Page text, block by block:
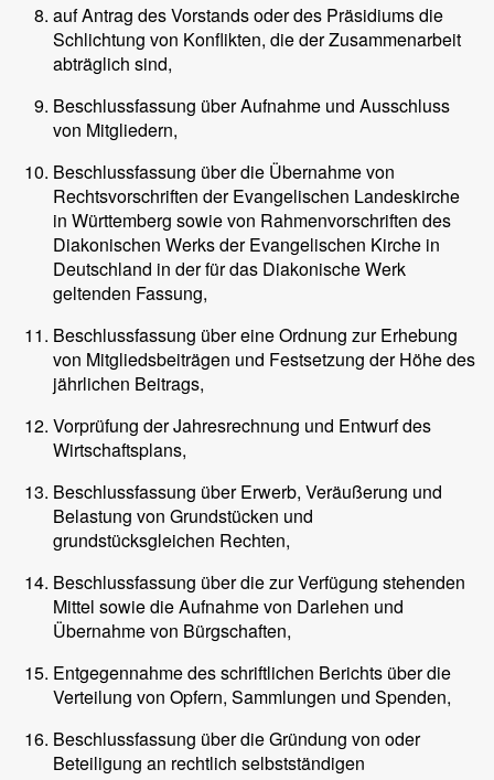
auf Antrag des Vorstands oder des Präsidiums die
Schlichtung von Konflikten, die der Zusammenarbeit
abträglich sind,
Beschlussfassung über Aufnahme und Ausschluss
von Mitgliedern,
Beschlussfassung über die Übernahme von
Rechtsvorschriften der Evangelischen Landeskirche
in Württemberg sowie von Rahmenvorschriften des
Diakonischen Werks der Evangelischen Kirche in
Deutschland in der für das Diakonische Werk
geltenden Fassung,
Beschlussfassung über eine Ordnung zur Erhebung
von Mitgliedsbeiträgen und Festsetzung der Höhe des
jährlichen Beitrags,
Vorprüfung der Jahresrechnung und Entwurf des
Wirtschaftsplans,
Beschlussfassung über Erwerb, Veräußerung und
Belastung von Grundstücken und
grundstücksgleichen Rechten,
Beschlussfassung über die zur Verfügung stehenden
Mittel sowie die Aufnahme von Darlehen und
Übernahme von Bürgschaften,
Entgegennahme des schriftlichen Berichts über die
Verteilung von Opfern, Sammlungen und Spenden,
Beschlussfassung über die Gründung von oder
Beteiligung an rechtlich selbstständigen